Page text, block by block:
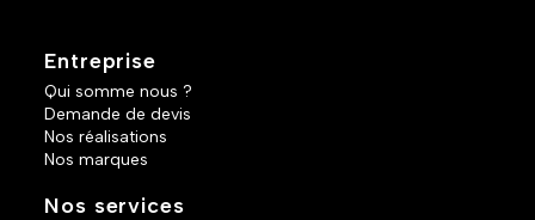
Entreprise
Qui somme nous ?
Demande de devis
Nos réalisations
Nos marques
Nos services